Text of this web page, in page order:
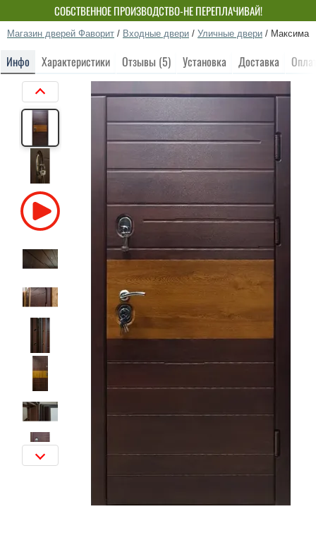
СОБСТВЕННОЕ ПРОИЗВОДСТВО-НЕ ПЕРЕПЛАЧИВАЙ!
Магазин дверей Фаворит / Входные двери / Уличные двери / Максима
Инфо Характеристики Отзывы (5) Установка Доставка